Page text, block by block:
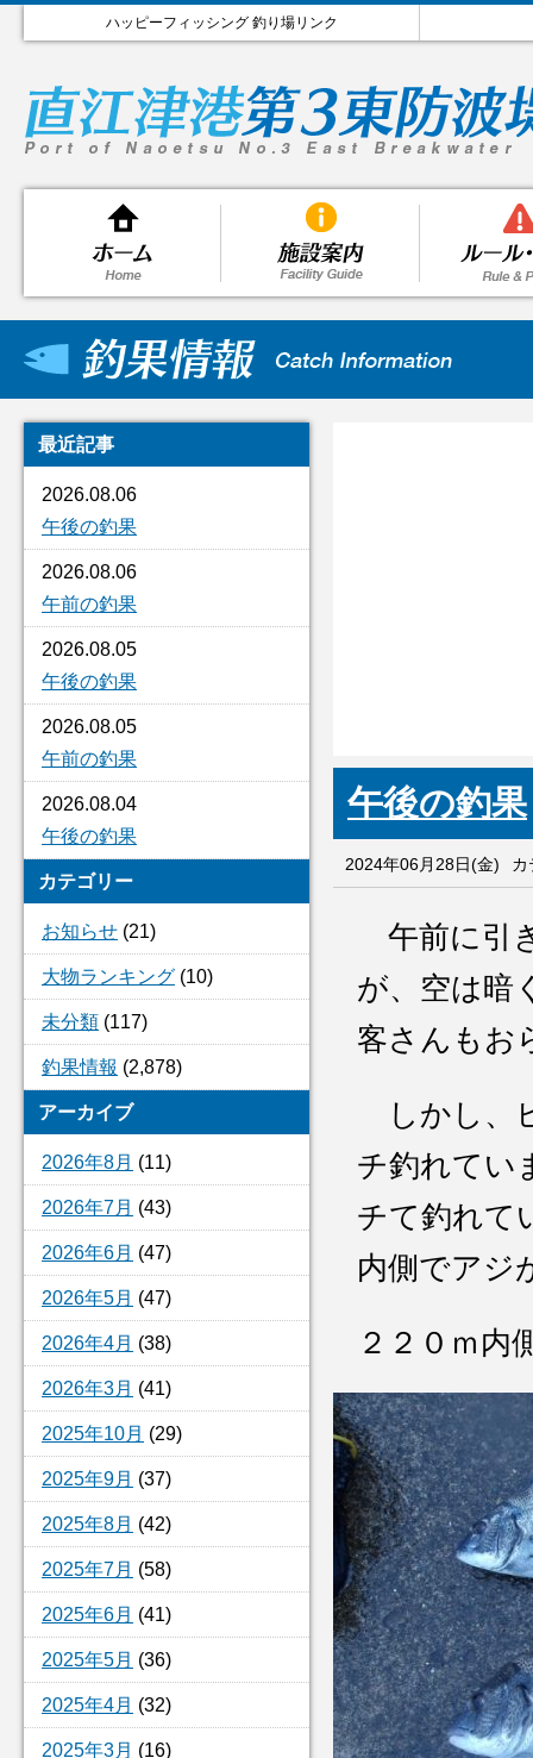
ハッピーフィッシング 釣り場リンク
最近記事
2026.08.06
午後の釣果
2026.08.06
午前の釣果
2026.08.05
午後の釣果
2026.08.05
午前の釣果
2026.08.04
午後の釣果
カテゴリー
お知らせ (21)
大物ランキング (10)
未分類 (117)
釣果情報 (2,878)
アーカイブ
2026年8月 (11)
2026年7月 (43)
2026年6月 (47)
2026年5月 (47)
2026年4月 (38)
2026年3月 (41)
2025年10月 (29)
2025年9月 (37)
2025年8月 (42)
2025年7月 (58)
2025年6月 (41)
2025年5月 (36)
2025年4月 (32)
2025年3月 (16)
午後の釣果
2024年06月28日(金) カ
午前に引
が、空は暗
客さんもお
しかし、
チ釣れてい
チて釣れて
内側でアジ
２２０ｍ